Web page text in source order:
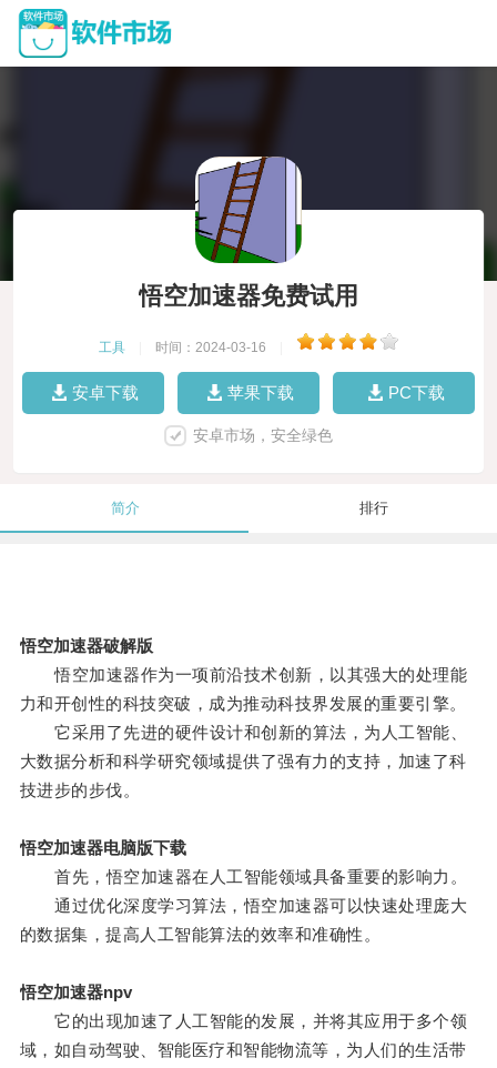
悟空加速器免费试用
工具 时间：2024-03-16
安卓下载 苹果下载 PC下载
安卓市场，安全绿色
简介 排行
悟空加速器破解版
悟空加速器作为一项前沿技术创新，以其强大的处理能
力和开创性的科技突破，成为推动科技界发展的重要引擎。
它采用了先进的硬件设计和创新的算法，为人工智能、
大数据分析和科学研究领域提供了强有力的支持，加速了科
技进步的步伐。
悟空加速器电脑版下载
首先，悟空加速器在人工智能领域具备重要的影响力。
通过优化深度学习算法，悟空加速器可以快速处理庞大
的数据集，提高人工智能算法的效率和准确性。
悟空加速器npv
它的出现加速了人工智能的发展，并将其应用于多个领
域，如自动驾驶、智能医疗和智能物流等，为人们的生活带